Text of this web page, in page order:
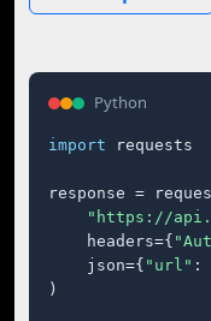
Python
import requests
response =
"https://
    headers={
    json={
"url" :
)